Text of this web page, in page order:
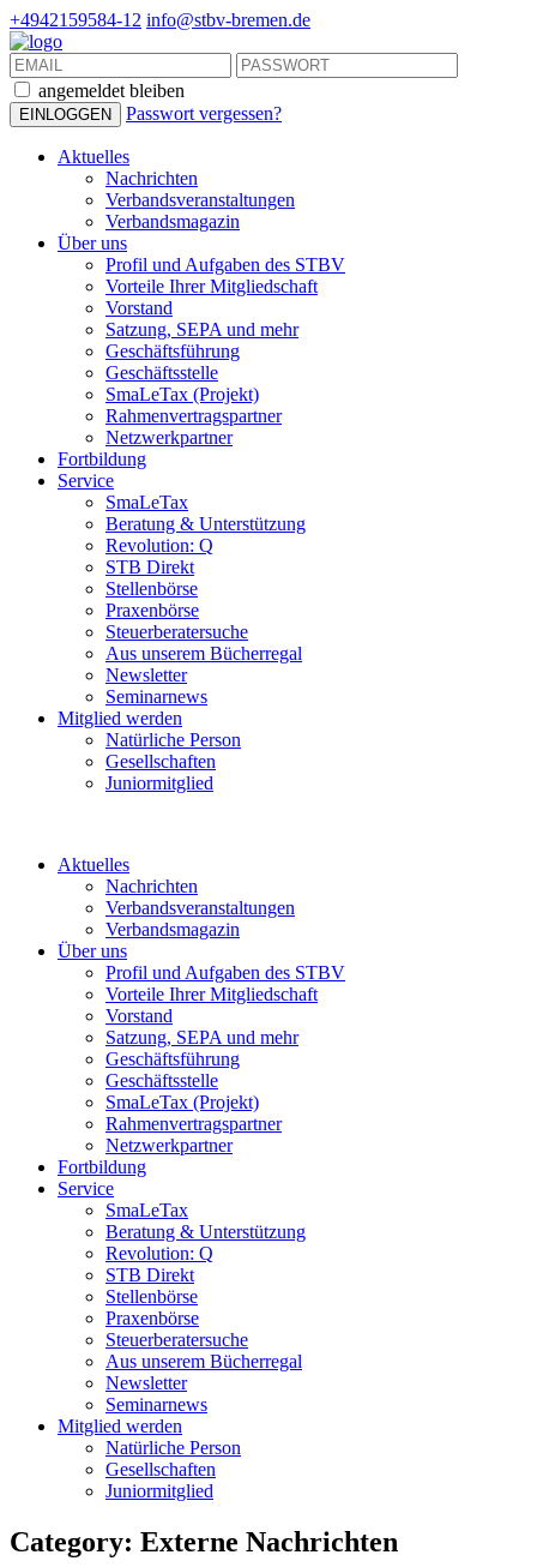
+4942159584-12 info@stbv-bremen.de
angemeldet bleiben
Passwort vergessen?
Aktuelles
Nachrichten
Verbandsveranstaltungen
Verbandsmagazin
Über uns
Profil und Aufgaben des STBV
Vorteile Ihrer Mitgliedschaft
Vorstand
Satzung, SEPA und mehr
Geschäftsführung
Geschäftsstelle
SmaLeTax (Projekt)
Rahmenvertragspartner
Netzwerkpartner
Fortbildung
Service
SmaLeTax
Beratung & Unterstützung
Revolution: Q
STB Direkt
Stellenbörse
Praxenbörse
Steuerberatersuche
Aus unserem Bücherregal
Newsletter
Seminarnews
Mitglied werden
Natürliche Person
Gesellschaften
Juniormitglied
Aktuelles
Nachrichten
Verbandsveranstaltungen
Verbandsmagazin
Über uns
Profil und Aufgaben des STBV
Vorteile Ihrer Mitgliedschaft
Vorstand
Satzung, SEPA und mehr
Geschäftsführung
Geschäftsstelle
SmaLeTax (Projekt)
Rahmenvertragspartner
Netzwerkpartner
Fortbildung
Service
SmaLeTax
Beratung & Unterstützung
Revolution: Q
STB Direkt
Stellenbörse
Praxenbörse
Steuerberatersuche
Aus unserem Bücherregal
Newsletter
Seminarnews
Mitglied werden
Natürliche Person
Gesellschaften
Juniormitglied
Category: Externe Nachrichten